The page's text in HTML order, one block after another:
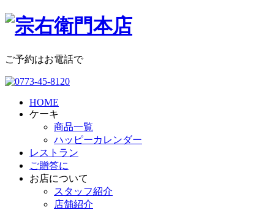
ご予約はお電話で
HOME
ケーキ
商品一覧
ハッピーカレンダー
レストラン
ご贈答に
お店について
スタッフ紹介
店舗紹介